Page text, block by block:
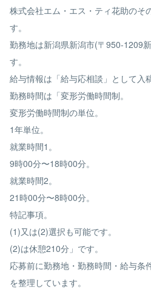
株式会社エム・エス・ティ花助のそ
す。
勤務地は新潟県新潟市(〒950-1209
す。
給与情報は「給与応相談」として入
勤務時間は「変形労働時間制。
変形労働時間制の単位。
1年単位。
就業時間1。
9時00分〜18時00分。
就業時間2。
21時00分〜8時00分。
特記事項。
(1)又は(2)選択も可能です。
(2)は休憩210分」です。
応募前に勤務地・勤務時間・給与条
を整理しています。